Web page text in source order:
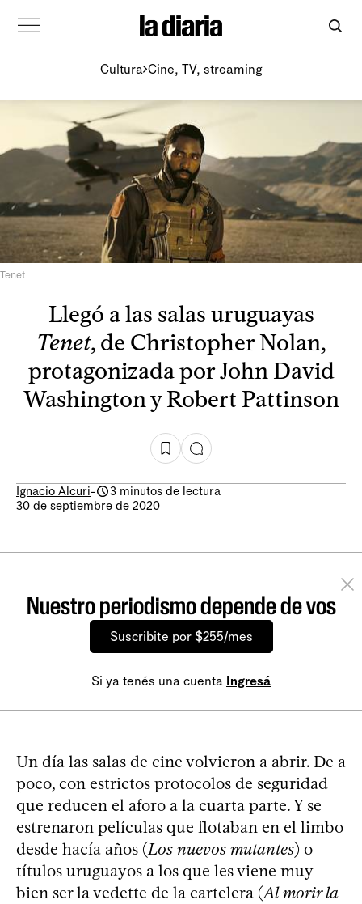
Cultura Cine, TV, streaming
Tenet
Llegó a las salas uruguayas
Tenet, de Christopher Nolan,
protagonizada por John David
Washington y Robert Pattinson
Ignacio Alcuri-
3 minutos de lectura
30 de septiembre de 2020
Nuestro periodismo depende de vos
Suscribite por $255/mes
Si ya tenés una cuenta Ingresá
Un día las salas de cine volvieron a abrir. De a
poco, con estrictos protocolos de seguridad
que reducen el aforo a la cuarta parte. Y se
estrenaron películas que flotaban en el limbo
desde hacía años (Los nuevos mutantes) o
títulos uruguayos a los que les viene muy
bien ser la vedette de la cartelera (Al morir la